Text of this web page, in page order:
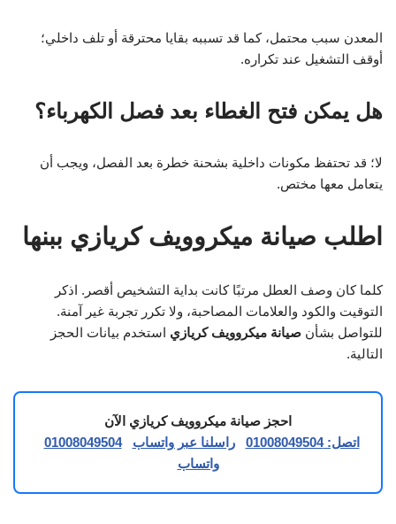
المعدن سبب محتمل، كما قد تسببه بقايا محترقة أو تلف داخلي؛
أوقف التشغيل عند تكراره.
هل يمكن فتح الغطاء بعد فصل الكهرباء؟
لا؛ قد تحتفظ مكونات داخلية بشحنة خطرة بعد الفصل، ويجب أن
يتعامل معها مختص.
اطلب صيانة ميكروويف كريازي ببنها
كلما كان وصف العطل مرتبًا كانت بداية التشخيص أقصر. اذكر
التوقيت والكود والعلامات المصاحبة، ولا تكرر تجربة غير آمنة.
للتواصل بشأن صيانة ميكروويف كريازي استخدم بيانات الحجز
التالية.
احجز صيانة ميكروويف كريازي الآن
اتصل: 01008049504
راسلنا عبر واتساب
01008049504
واتساب